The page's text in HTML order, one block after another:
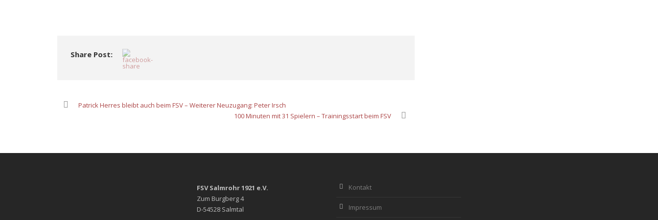
Share Post:
Patrick Herres bleibt auch beim FSV – Weiterer Neuzugang: Peter Irsch
100 Minuten mit 31 Spielern – Trainingsstart beim FSV
FSV Salmrohr 1921 e.V.
Zum Burgberg 4
D-54528 Salmtal
Kontakt
Impressum